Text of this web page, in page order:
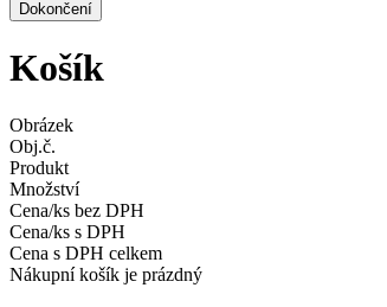
Dokončení
Košík
Obrázek
Obj.č.
Produkt
Množství
Cena/ks bez DPH
Cena/ks s DPH
Cena s DPH celkem
Nákupní košík je prázdný